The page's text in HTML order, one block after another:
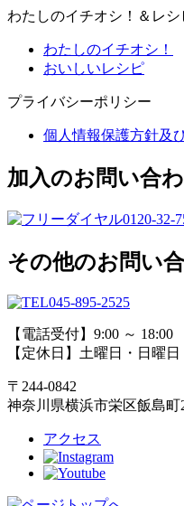
わたしのイチオシ！＆レシ
わたしのイチオシ！
おいしいレシピ
プライバシーポリシー
個人情報保護方針及
加入のお問い合
0120-32-
その他のお問い
045-895-2525
【電話受付】9:00 ～ 18:00
【定休日】土曜日・日曜日
〒244-0842
神奈川県横浜市栄区飯島町
アクセス